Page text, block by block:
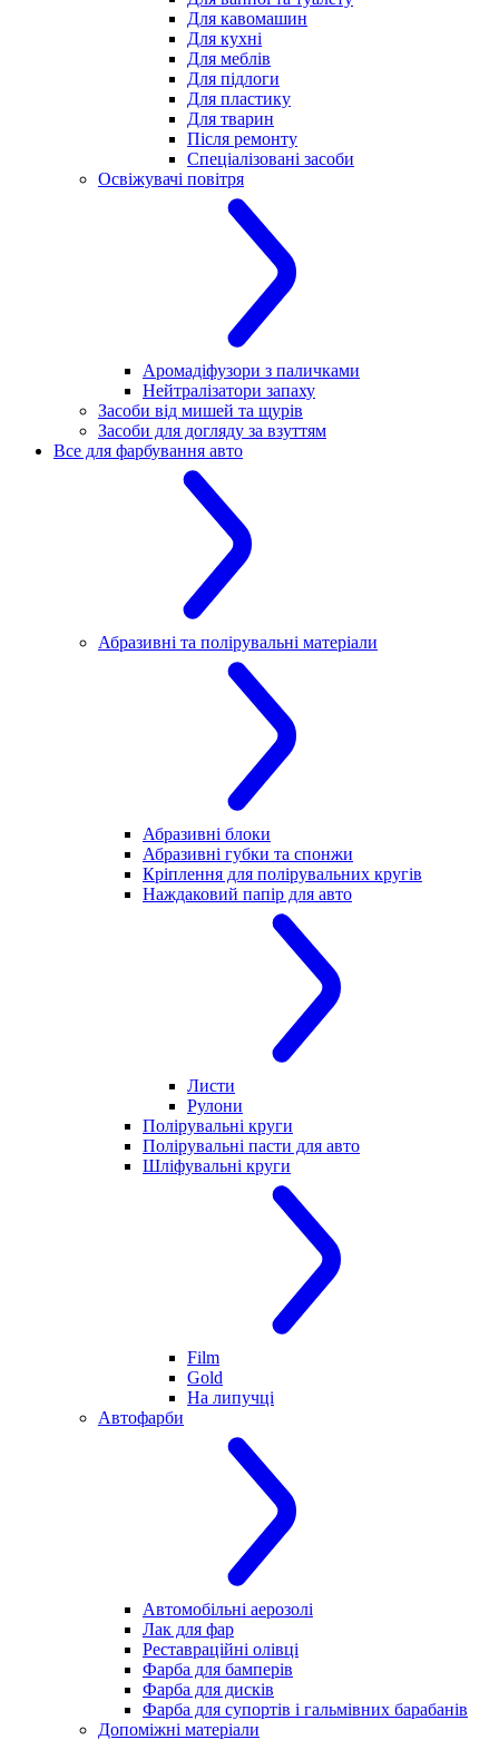
Для кавомашин
Для кухні
Для меблів
Для підлоги
Для пластику
Для тварин
Після ремонту
Спеціалізовані засоби
Освіжувачі повітря
Аромадіфузори з паличками
Нейтралізатори запаху
Засоби від мишей та щурів
Засоби для догляду за взуттям
Все для фарбування авто
Абразивні та полірувальні матеріали
Абразивні блоки
Абразивні губки та спонжи
Кріплення для полірувальних кругів
Наждаковий папір для авто
Листи
Рулони
Полірувальні круги
Полірувальні пасти для авто
Шліфувальні круги
Film
Gold
На липучці
Автофарби
Автомобільні аерозолі
Лак для фар
Реставраційні олівці
Фарба для бамперів
Фарба для дисків
Фарба для супортів і гальмівних барабанів
Допоміжні матеріали